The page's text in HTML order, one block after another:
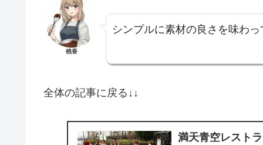
桃香
シンプルに素材の良さを味わ
全体の記事に戻る↓↓
満天青空レスト